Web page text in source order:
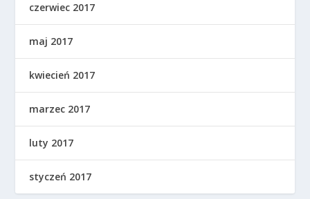
czerwiec 2017
maj 2017
kwiecień 2017
marzec 2017
luty 2017
styczeń 2017